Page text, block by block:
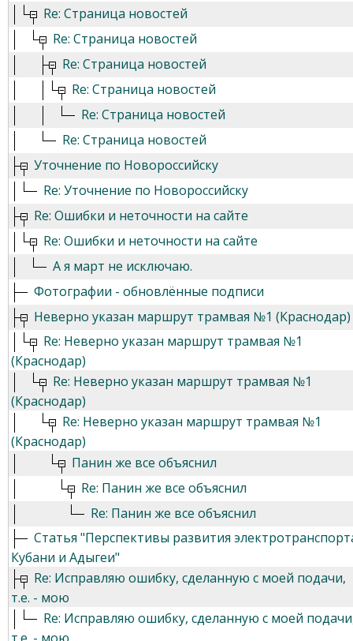
Re: Страница новостей
Re: Страница новостей
Re: Страница новостей
Re: Страница новостей
Re: Страница новостей
Re: Страница новостей
Уточнение по Новороссийску
Re: Уточнение по Новороссийску
Re: Ошибки и неточности на сайте
Re: Ошибки и неточности на сайте
А я март не исключаю.
Фотографии - обновлённые подписи
Неверно указан маршрут трамвая №1 (Краснодар)
Re: Неверно указан маршрут трамвая №1
(Краснодар)
Re: Неверно указан маршрут трамвая №1
(Краснодар)
Re: Неверно указан маршрут трамвая №1
(Краснодар)
Панин же все объяснил
Re: Панин же все объяснил
Re: Панин же все объяснил
Статья "Перспективы развития
Кубани и Адыгеи"
Re: Исправляю ошибку, сделанную с моей подачи,
т.е. - мою
Re: Исправляю ошибку, сделанную с моей